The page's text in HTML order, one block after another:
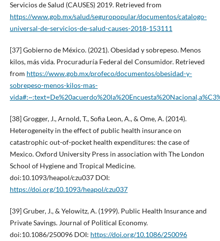
Servicios de Salud (CAUSES) 2019. Retrieved from
https://www.gob.mx/salud/seguropopular/documentos/catalogo-
universal-de-servicios-de-salud-causes-2018-153111
[37] Gobierno de México. (2021). Obesidad y sobrepeso. Menos
kilos, más vida. Procuraduría Federal del Consumidor. Retrieved
from https://www.gob.mx/profeco/documentos/obesidad-y-
sobrepeso-menos-kilos-mas-
[38] Grogger, J., Arnold, T., Sofia Leon, A., & Ome, A. (2014).
Heterogeneity in the effect of public health insurance on
catastrophic out-of-pocket health expenditures: the case of
Mexico. Oxford University Press in association with The London
School of Hygiene and Tropical Medicine.
doi:10.1093/heapol/czu037 DOI:
https://doi.org/10.1093/heapol/czu037
[39] Gruber, J., & Yelowitz, A. (1999). Public Health Insurance and
Private Savings. Journal of Political Economy.
doi:10.1086/250096 DOI: https://doi.org/10.1086/250096